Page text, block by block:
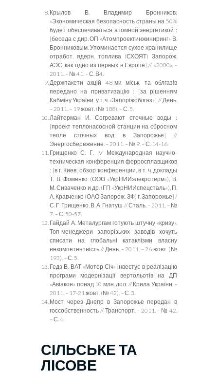
Крылов В. Владимир Бронников:
«Экономическая безопасность страны на 50%
будет обеспечиваться атомной энергетикой :
[беседа с дир. ОП «Атомпроектинжиниринг» В.
Бронниковым. Упоминается сухое хранилище
отработ. ядерн. топлива (СХОЯТ) Запорож.
АЭС, как одно из первых в Европе] // «2000». –
2011. – № 41. – С. В4.
Держпакети акцій 48-ми міськ . та облгазів
передано на приватизацію : [за рішенням
Кабміну України, у т. ч. «Запоріжоблгаз»] // День.
– 2011. – 19 жовт. (№ 188). – С. 5.
Лайтерман И. Согревают сточные воды :
[проект теплонасосной станции на сбросном
тепле сточных вод в Запорожье] //
Энергосбережение. – 2011. – № 9. – С. 14-16.
Грищенко С. Г. IV Международная научно-
техническая конференция ферросплавщиков
: [в г. Киев; обзор конференции, в т. ч. доклады
Т. В. Фоменко (ООО «УкрНИИэлекротерм»), В.
М. Сиваченко и др. (ГП «УкрНИИспецсталь»), П.
А. Кравченко (ОАО Запорож. ЗФ) г. Запорожье] /
С. Г. Грищенко, В. А. Гнатуш // Сталь. – 2011. – №
7. – С. 50-57.
Гайдай А. Металургам готують штучну «кризу».
Топ-менеджери запорізьких заводів хочуть
списати на глобальні катаклізми власну
некомпетентність // День. – 2011. – 26 жовт. (№
193). – С. 5.
Гедз В. ВАТ «Мотор Січ» інвестує в реалізацію
програми модернізації вертольотів на ДП
«Авіакон» понад 10 млн. дол. // Крила України. –
2011. – 17-21 жовт. (№ 42). – С. 3.
Мост через Днепр в Запорожье передан в
госсобственность // Транспорт. – 2011. – № 42.
– С. 4.
СІЛЬСЬКЕ ТА
ЛІСОВЕ